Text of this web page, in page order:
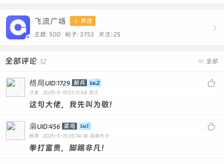

飞流广场  关注
主题: 500 帖子: 3753 关注: 25
 全部
全部评论 12

格局UID:1729 新兵
沙发 2025-5-15 01:11:48 浙江
这句大佬，我先叫为敬！

枭UID:456 菜鸟
板凳 2025-5-15 05:34:36 湖南长沙
拳打富贵，脚踢非凡！